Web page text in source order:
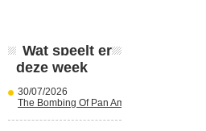
Wat speelt er
deze week
30/07/2026
The Bombing Of Pan Am 103 (Netflix)